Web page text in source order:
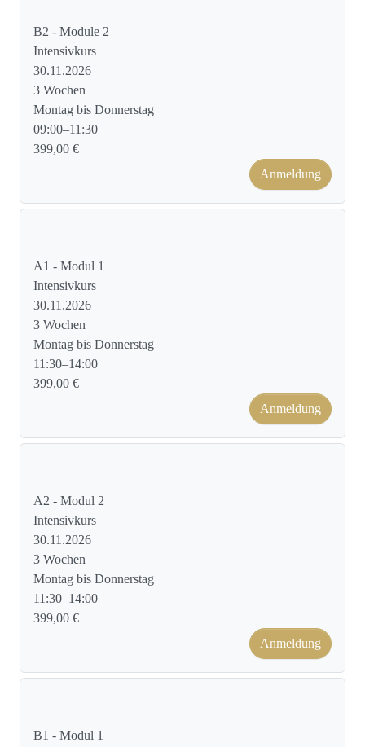
B2 - Module 2
Intensivkurs
30.11.2026
3 Wochen
Montag bis Donnerstag
09:00–11:30
399,00 €
Anmeldung
A1 - Modul 1
Intensivkurs
30.11.2026
3 Wochen
Montag bis Donnerstag
11:30–14:00
399,00 €
Anmeldung
A2 - Modul 2
Intensivkurs
30.11.2026
3 Wochen
Montag bis Donnerstag
11:30–14:00
399,00 €
Anmeldung
B1 - Modul 1